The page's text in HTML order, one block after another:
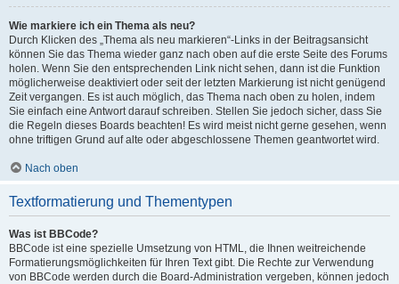
Wie markiere ich ein Thema als neu?
Durch Klicken des „Thema als neu markieren“-Links in der Beitragsansicht
können Sie das Thema wieder ganz nach oben auf die erste Seite des Forums
holen. Wenn Sie den entsprechenden Link nicht sehen, dann ist die Funktion
möglicherweise deaktiviert oder seit der letzten Markierung ist nicht genügend
Zeit vergangen. Es ist auch möglich, das Thema nach oben zu holen, indem
Sie einfach eine Antwort darauf schreiben. Stellen Sie jedoch sicher, dass Sie
die Regeln dieses Boards beachten! Es wird meist nicht gerne gesehen, wenn
ohne triftigen Grund auf alte oder abgeschlossene Themen geantwortet wird.
Nach oben
Textformatierung und Thementypen
Was ist BBCode?
BBCode ist eine spezielle Umsetzung von HTML, die Ihnen weitreichende
Formatierungsmöglichkeiten für Ihren Text gibt. Die Rechte zur Verwendung
von BBCode werden durch die Board-Administration vergeben, können jedoch